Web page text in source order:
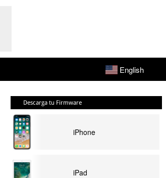
English
Descarga tu Firmware
iPhone
iPad